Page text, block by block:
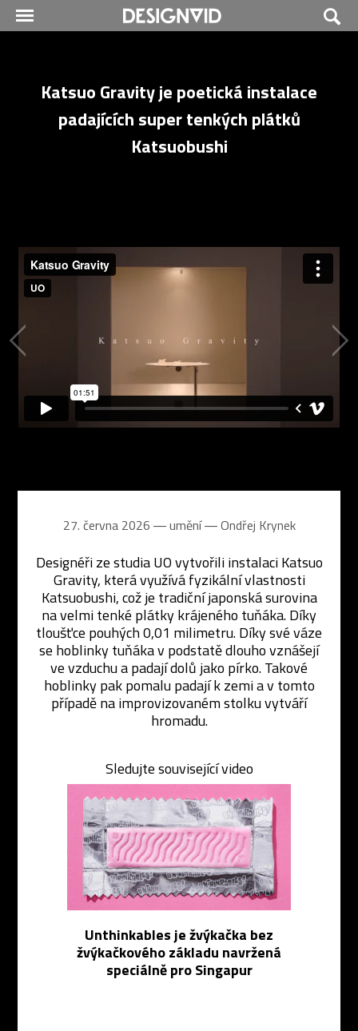
Katsuo Gravity je poetická instalace
padajících super tenkých plátků
Katsuobushi
27. června 2026 ― umění ―Ondřej Krynek
Designéři ze studia UO vytvořili instalaci Katsuo
Gravity, která využívá fyzikální vlastnosti
Katsuobushi, což je tradiční japonská surovina
na velmi tenké plátky krájeného tuňáka. Díky
tloušťce pouhých 0,01 milimetru. Díky své váze
se hoblinky tuňáka v podstatě dlouho vznášejí
ve vzduchu a padají dolů jako pírko. Takové
hoblinky pak pomalu padají k zemi a v tomto
případě na improvizovaném stolku vytváří
hromadu.
Sledujte související video
Unthinkables je žvýkačka bez
žvýkačkového základu navržená
speciálně pro Singapur